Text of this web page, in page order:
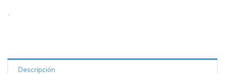
Descripción